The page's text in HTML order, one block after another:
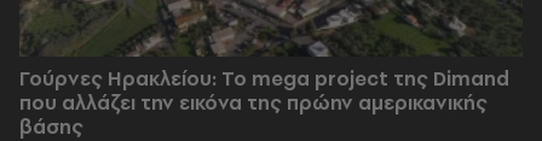
Γούρνες Ηρακλείου: To mega project της Dimand
που αλλάζει την εικόνα της πρώην αμερικανικής
βάσης